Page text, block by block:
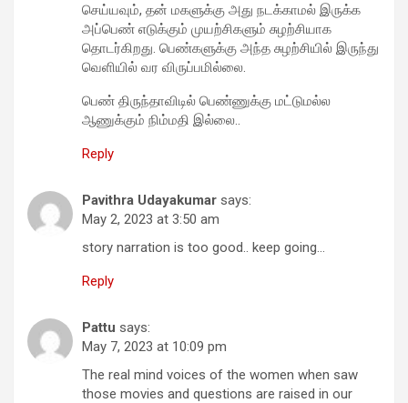
செய்யவும், தன் மகளுக்கு அது நடக்காமல் இருக்க
அப்பெண் எடுக்கும் முயற்சிகளும் சுழற்சியாக
தொடர்கிறது. பெண்களுக்கு அந்த சுழற்சியில் இருந்து
வெளியில் வர விருப்பமில்லை.
பெண் திருந்தாவிடில் பெண்ணுக்கு மட்டுமல்ல
ஆணுக்கும் நிம்மதி இல்லை..
Reply
Pavithra Udayakumar says:
May 2, 2023 at 3:50 am
story narration is too good.. keep going…
Reply
Pattu says:
May 7, 2023 at 10:09 pm
The real mind voices of the women when saw
those movies and questions are raised in our